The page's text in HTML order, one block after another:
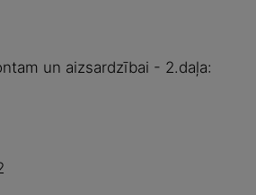
un aizsardzībai - 2.daļa: